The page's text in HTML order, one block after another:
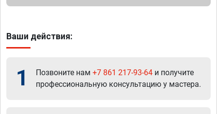
Ваши действия:
1 Позвоните нам +7 861 217-93-64 и получите
профессиональную консультацию у мастера.